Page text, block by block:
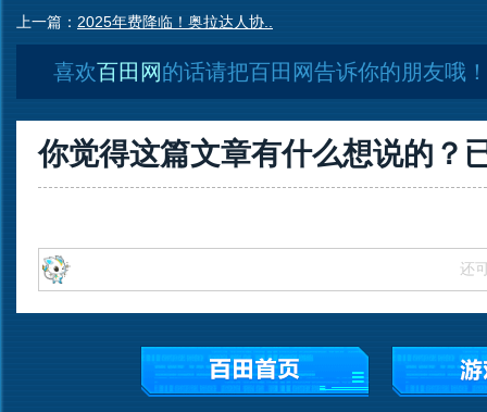
上一篇： 2025年费降临！奥拉达人协..
喜欢百田网的话请把百田网告诉你的朋友哦
你觉得这篇文章有什么想说的？
还